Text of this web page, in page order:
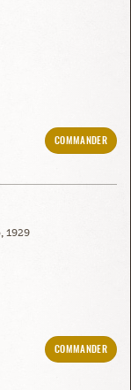
COMMANDER
1929
COMMANDER